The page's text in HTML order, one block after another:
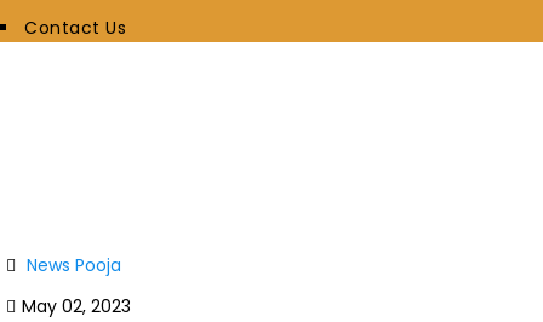
Contact Us
News Pooja
May 02, 2023